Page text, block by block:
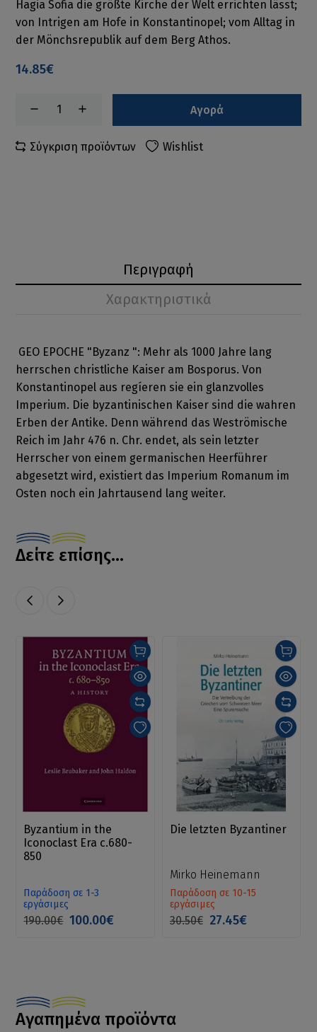
Hagia Sofia die größte Kirche der Welt errichten lässt;
von Intrigen am Hofe in Konstantinopel; vom Alltag in
der Mönchsrepublik auf dem Berg Athos.
14.85€
Αγορά
Σύγκριση προϊόντων Wishlist
Περιγραφή
Χαρακτηριστικά
GEO EPOCHE "Byzanz ": Mehr als 1000 Jahre lang
herrschen christliche Kaiser am Bosporus. Von
Konstantinopel aus regíeren sie ein glanzvolles
Imperium. Die byzantinischen Kaiser sind die wahren
Erben der Antike. Denn während das Weströmische
Reich im Jahr 476 n. Chr. endet, als sein letzter
Herrscher von einem germanischen Heerführer
abgesetzt wird, existiert das Imperium Romanum im
Osten noch ein Jahrtausend lang weiter.
Δείτε επίσης...
Byzantium in the
Iconoclast Era c.680-
850
Παράδοση σε 1-3
εργάσιμες
190.00€ 100.00€
Die letzten Byzantiner
Mirko Heinemann
Παράδοση σε 10-15
εργάσιμες
30.50€ 27.45€
Αγαπημένα προϊόντα